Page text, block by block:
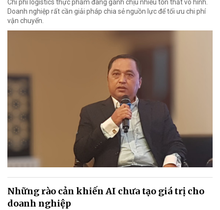
Chi phí logistics thực phẩm đang gánh chịu nhiều tổn thất vô hình.
Doanh nghiệp rất cần giải pháp chia sẻ nguồn lực để tối ưu chi phí
vận chuyển.
Những rào cản khiến AI chưa tạo giá trị cho
doanh nghiệp